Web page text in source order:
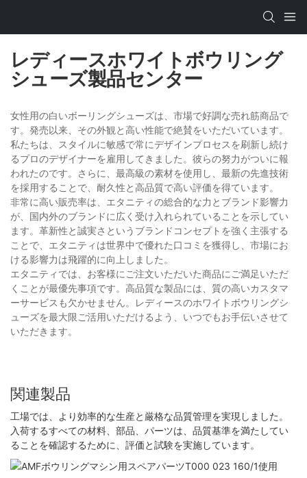
レディースホワイトボウリング
シューズ製品センター
女性用の白いボーリングシューズは、市場で好調な売れ筋商品で
す。発売以来、その外観と高い性能で絶賛をいただいています。
私たちは、スタイルに敏感で常にデザインプロセスを刷新し続け
るプロのデザイナーを雇用してきました。彼らの努力がついに報
われたのです。さらに、最高級の素材を使用し、最新の先進技術
を採用することで、耐久性と高品質で高い評価を得ています。
非常に高い販売率は、エタニティの総合的な力とブランド影響力
が、国内外のブランドに広く受け入れられていることを示してい
ます。革新性と誠実さというブランドコンセプトを強く主張する
ことで、エタニティは世界中で優れた口コミを獲得し、市場にお
ける影響力は飛躍的に向上しました。
エタニティでは、お客様にご注文いただいた商品にご満足いただ
くことが最優先事項です。高品質な製品には、質の高いカスタマ
ーサービスも欠かせません。レディースのホワイトボウリングシ
ューズを最大限ご活用いただけるよう、いつでもお手伝いさせて
いただきます。
関連製品
工場では、より効率的な生産と厳格な品質管理を実現しました。
入荷するすべての材料、部品、パーツは、品質基準を満たしてい
ることを確認するために、評価と試験を実施しています。